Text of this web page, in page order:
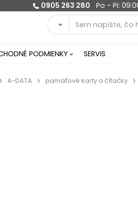
0905 263 280 Po - Pi:
PODMIENKY SERVIS
A-DATA pamäťové karty a čítačky